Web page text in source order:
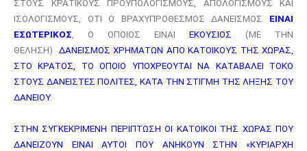
ΣΤΟΥΣ ΚΡΑΤΙΚΟΥΣ ΠΡΟΥΠΟΛΟΓΙΣΜΟΥΣ, ΑΠΟΛΟΓΙΣΜΟΥΣ ΚΑΙ
ΙΣΟΛΟΓΙΣΜΟΥΣ, ΟΤΙ Ο ΒΡΑΧΥΠΡΟΘΕΣΜΟΣ ΔΑΝΕΙΣΜΟΣ ΕΙΝΑΙ
ΕΣΩΤΕΡΙΚΟΣ, Ο ΟΠΟΙΟΣ ΕΙΝΑΙ ΕΚΟΥΣΙΟΣ (ΜΕ ΤΗΝ
ΘΕΛΗΣΗ) ΔΑΝΕΙΣΜΟΣ ΧΡΗΜΑΤΩΝ ΑΠΟ ΚΑΤΟΙΚΟΥΣ ΤΗΣ ΧΩΡΑΣ,
ΣΤΟ ΚΡΑΤΟΣ, ΤΟ ΟΠΟΙΟ ΥΠΟΧΡΕΟΥΤΑΙ ΝΑ ΚΑΤΑΒΑΛΕΙ ΤΟΚΟ
ΣΤΟΥΣ ΔΑΝΕΙΣΤΕΣ ΠΟΛΙΤΕΣ, ΚΑΤΑ ΤΗΝ ΣΤΙΓΜΗ ΤΗΣ ΛΗΞΗΣ ΤΟΥ
ΔΑΝΕΙΟΥ.
ΣΤΗΝ ΣΥΓΚΕΚΡΙΜΕΝΗ ΠΕΡΙΠΤΩΣΗ ΟΙ ΚΑΤΟΙΚΟΙ ΤΗΣ ΧΩΡΑΣ ΠΟΥ
ΔΑΝΕΙΖΟΥΝ ΕΙΝΑΙ ΑΥΤΟΙ ΠΟΥ ΑΝΗΚΟΥΝ ΣΤΗΝ «ΚΥΡΙΑΡΧΗ